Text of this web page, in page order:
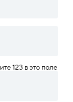
123 в это поле